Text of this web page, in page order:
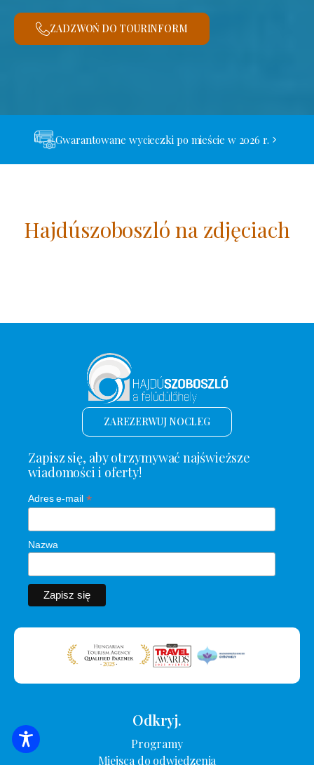
ZADZWOŃ DO TOURINFORM
Gwarantowane wycieczki po mieście w 2026 r.
Hajdúszoboszló na zdjęciach
WYSZUKIWANIE ZAKWATEROWANIA
ZAREZERWUJ NOCLEG
Zapisz się, aby otrzymywać najświeższe
wiadomości i oferty!
Adres e-mail *
Nazwa
Odkryj.
Programy
Miejsca do odwiedzenia